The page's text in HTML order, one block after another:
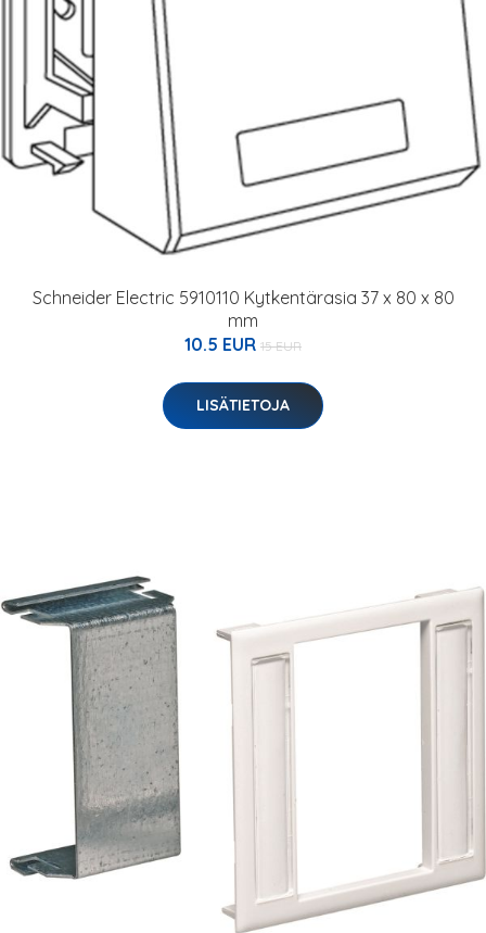
Schneider Electric 5910110 Kytkentärasia 37 x 80 x 80
mm
10.5 EUR 15 EUR
LISÄTIETOJA